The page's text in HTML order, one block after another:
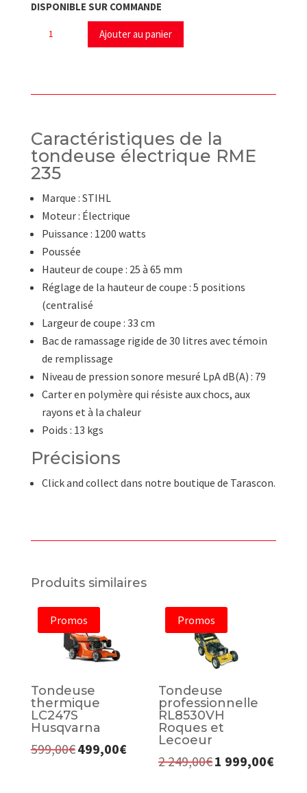
DISPONIBLE SUR COMMANDE
Ajouter au panier
Caractéristiques de la
tondeuse électrique RME
235
Marque : STIHL
Moteur : Électrique
Puissance : 1200 watts
Poussée
Hauteur de coupe : 25 à 65 mm
Réglage de la hauteur de coupe : 5 positions
(centralisé
Largeur de coupe : 33 cm
Bac de ramassage rigide de 30 litres avec témoin
de remplissage
Niveau de pression sonore mesuré LpA dB(A) : 79
Carter en polymère qui résiste aux chocs, aux
rayons et à la chaleur
Poids : 13 kgs
Précisions
Click and collect dans notre boutique de Tarascon.
Produits similaires
Promos
Tondeuse
thermique
LC247S
Husqvarna
599,00€ Le
499,00€Le
Promos
Tondeuse
professionnelle
RL8530VH
Roques et
Lecoeur
2 249,00€ Le
1 999,00€